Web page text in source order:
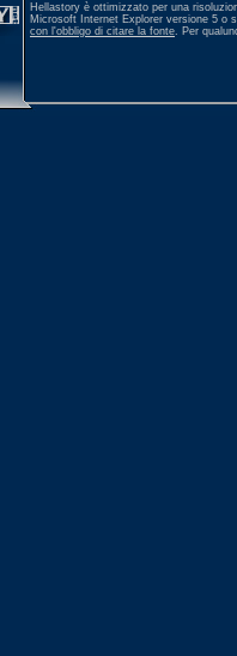
Hellastory è ottimizzato per una
Microsoft Internet Explorer versione 5 o
con l'obbligo di citare la fonte. Per